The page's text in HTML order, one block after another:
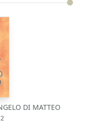
DI MATTEO